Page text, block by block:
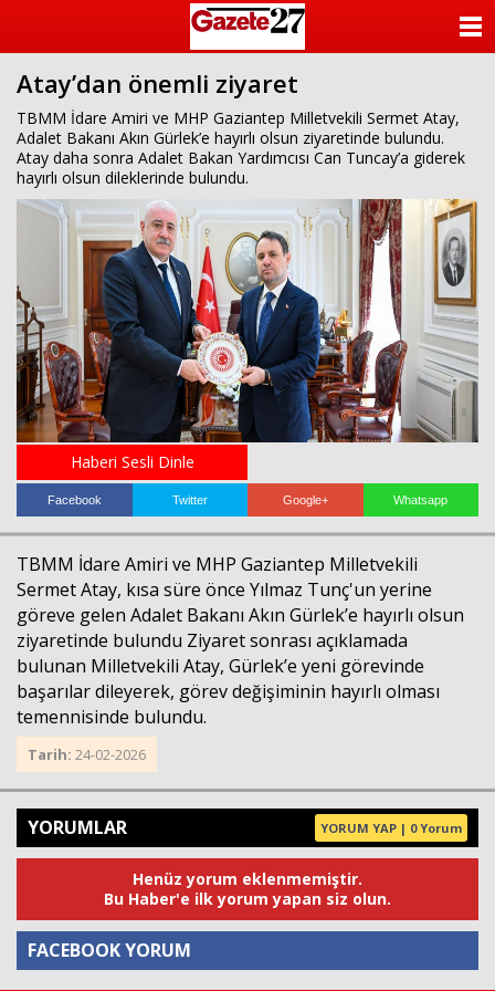
Atay’dan önemli ziyaret
TBMM İdare Amiri ve MHP Gaziantep Milletvekili Sermet Atay,
Adalet Bakanı Akın Gürlek’e hayırlı olsun ziyaretinde bulundu.
Atay daha sonra Adalet Bakan Yardımcısı Can Tuncay’a giderek
hayırlı olsun dileklerinde bulundu.
Haberi Sesli Dinle
Facebook Twitter Google+ Whatsapp
TBMM İdare Amiri ve MHP Gaziantep Milletvekili
Sermet Atay, kısa süre önce Yılmaz Tunç'un yerine
göreve gelen Adalet Bakanı Akın Gürlek’e hayırlı olsun
ziyaretinde bulundu Ziyaret sonrası açıklamada
bulunan Milletvekili Atay, Gürlek’e yeni görevinde
başarılar dileyerek, görev değişiminin hayırlı olması
temennisinde bulundu.
Tarih: 24-02-2026
YORUMLAR YORUM YAP | 0 Yorum
Henüz yorum eklenmemiştir.
Bu Haber'e ilk yorum yapan siz olun.
FACEBOOK YORUM
YAZARLAR
FOTO GALERİ
VİDEO GALERİ
KÜNYE
İLETİŞİM